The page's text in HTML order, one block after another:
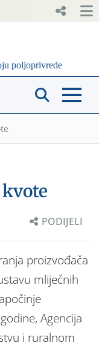
PODIJELI
proizvođača
mliječnih
Agencija
i ruralnom